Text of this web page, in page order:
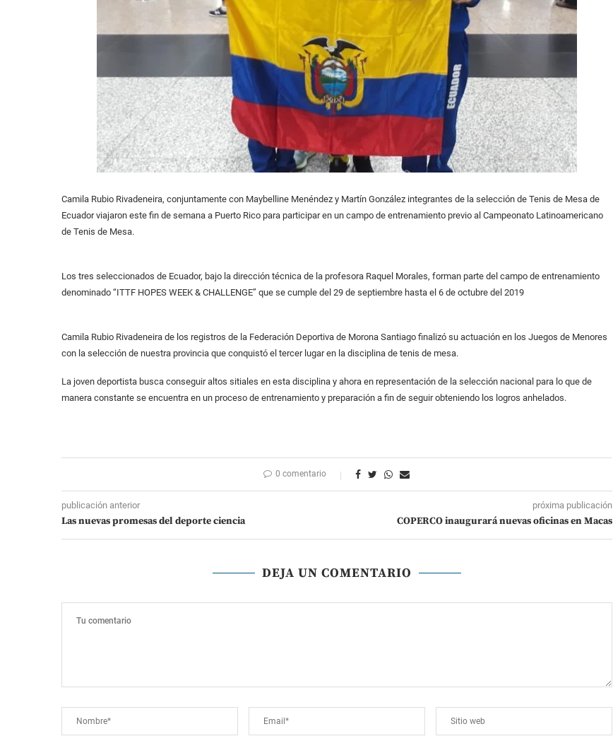
Camila Rubio Rivadeneira, conjuntamente con Maybelline Menéndez y Martín González integrantes de la selección de Tenis de Mesa de
Ecuador viajaron este fin de semana a Puerto Rico para participar en un campo de entrenamiento previo al Campeonato Latinoamericano
de Tenis de Mesa.
Los tres seleccionados de Ecuador, bajo la dirección técnica de la profesora Raquel Morales, forman parte del campo de entrenamiento
denominado “ITTF HOPES WEEK & CHALLENGE” que se cumple del 29 de septiembre hasta el 6 de octubre del 2019
Camila Rubio Rivadeneira de los registros de la Federación Deportiva de Morona Santiago finalizó su actuación en los Juegos de Menores
con la selección de nuestra provincia que conquistó el tercer lugar en la disciplina de tenis de mesa.
La joven deportista busca conseguir altos sitiales en esta disciplina y ahora en representación de la selección nacional para lo que de
manera constante se encuentra en un proceso de entrenamiento y preparación a fin de seguir obteniendo los logros anhelados.
0 comentario
publicación anterior
Las nuevas promesas del deporte ciencia
próxima publicación
COPERCO inaugurará nuevas oficinas en Macas
DEJA UN COMENTARIO